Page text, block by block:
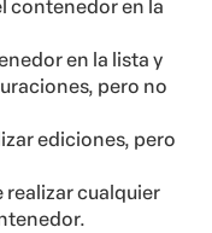
contenedor en la
en la lista y
pero no
ediciones, pero
realizar cualquier